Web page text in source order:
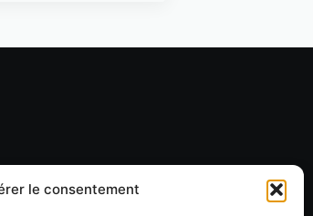
le consentement